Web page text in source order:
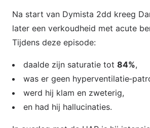
Na start van Dymista 2dd kreeg
later een verkoudheid met acute
Tijdens deze episode:
daalde zijn saturatie tot 84%,
was er geen
werd hij klam en zweterig,
en had hij hallucinaties.